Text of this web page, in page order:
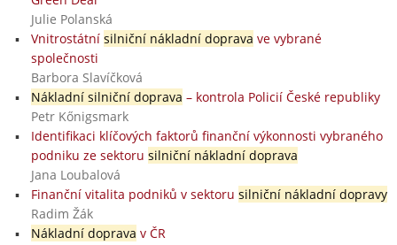
Julie Polanská
Vnitrostátní silniční nákladní doprava ve vybrané
společnosti
Barbora Slavíčková
Nákladní silniční doprava – kontrola Policií České republiky
Petr Kőnigsmark
Identifikaci klíčových faktorů finanční výkonnosti vybraného
podniku ze sektoru silniční nákladní doprava
Jana Loubalová
Finanční vitalita podniků v sektoru silniční nákladní dopravy
Radim Žák
Nákladní doprava v ČR